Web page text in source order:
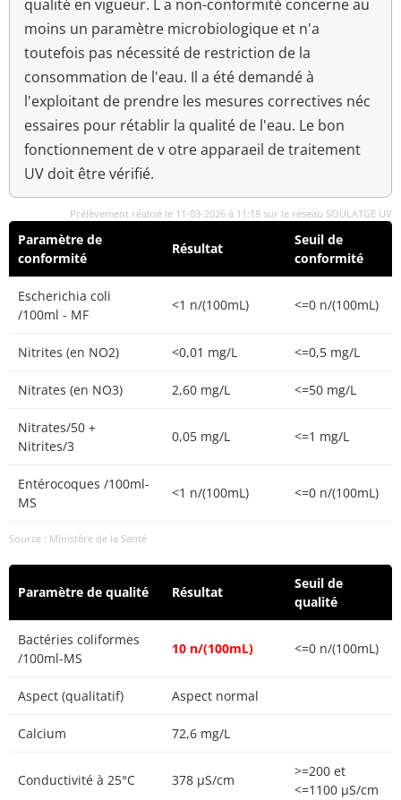
qualité en vigueur. L a non-conformité concerne au
moins un paramètre microbiologique et n'a
toutefois pas nécessité de restriction de la
consommation de l'eau. Il a été demandé à
l'exploitant de prendre les mesures correctives néc
essaires pour rétablir la qualité de l'eau. Le bon
fonctionnement de v otre apparaeil de traitement
UV doit être vérifié.
Prélèvement réalisé le 11-03-2026 à 11:18 sur le réseau SOULATGE UV
Paramètre de
conformité
Résultat
Seuil de
conformité
Escherichia coli
/100ml - MF
<1 n/(100mL) <=0 n/(100mL)
Nitrites (en NO2) <0,01 mg/L <=0,5 mg/L
Nitrates (en NO3) 2,60 mg/L <=50 mg/L
Nitrates/50 +
Nitrites/3
0,05 mg/L <=1 mg/L
Entérocoques /100ml-
MS
<1 n/(100mL) <=0 n/(100mL)
Source : Ministère de la Santé
Paramètre de qualité Résultat
Seuil de
qualité
Bactéries coliformes
/100ml-MS
10 n/(100mL) <=0 n/(100mL)
Aspect (qualitatif) Aspect normal
Calcium 72,6 mg/L
Conductivité à 25°C 378 µS/cm
>=200 et
<=1100 µS/cm